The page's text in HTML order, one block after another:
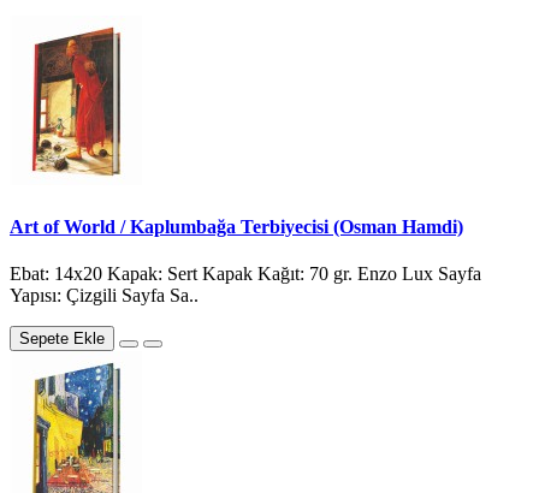
Art of World / Kaplumbağa Terbiyecisi (Osman Hamdi)
Ebat: 14x20 Kapak: Sert Kapak Kağıt: 70 gr. Enzo Lux Sayfa
Yapısı: Çizgili Sayfa Sa..
Sepete Ekle